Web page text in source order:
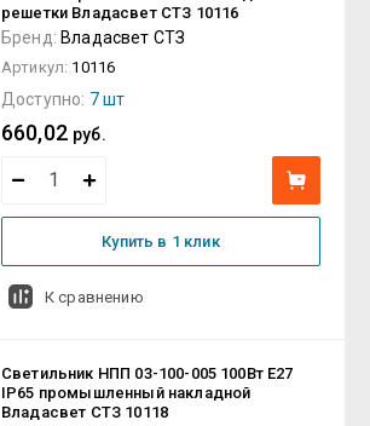
решетки Владасвет СТЗ 10116
Бренд: Владасвет СТЗ
Артикул: 10116
Доступно: 7 шт
660,02 руб.
Купить в 1 клик
К сравнению
Светильник НПП 03-100-005 100Вт E27
IP65 промышленный накладной
Владасвет СТЗ 10118